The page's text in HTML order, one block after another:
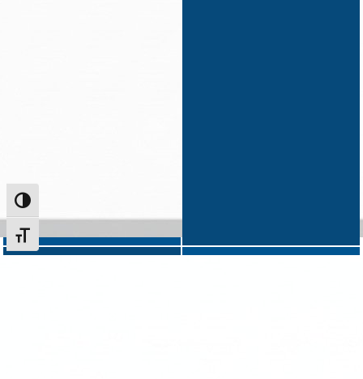
Alternar alto contraste
Alternar tamanho da fonte